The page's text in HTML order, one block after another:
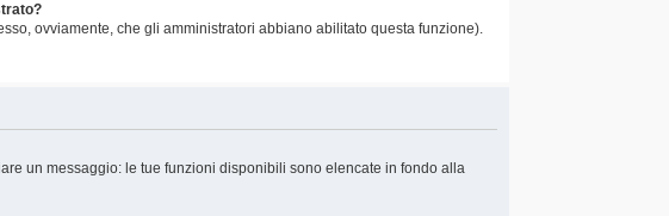
ovviamente, che gli amministratori abbiano abilitato questa funzione).
un messaggio: le tue funzioni disponibili sono elencate in fondo alla